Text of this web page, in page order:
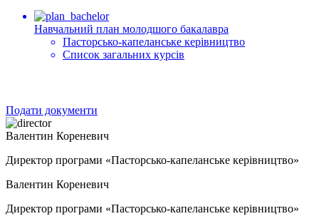
Навчальний план молодшого бакалавра
Пасторсько-капеланське керівництво
Список загальних курсів
Подати документи
Валентин Кореневич
Директор програми «Пасторсько-капеланське керівництво»
Валентин Кореневич
Директор програми «Пасторсько-капеланське керівництво»